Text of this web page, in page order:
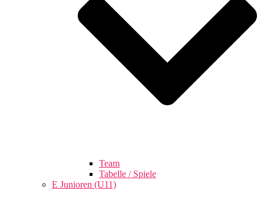
Team
Tabelle / Spiele
E Junioren (U11)